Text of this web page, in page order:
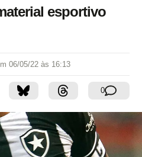
esportivo
06/05/22 às 16:13
0